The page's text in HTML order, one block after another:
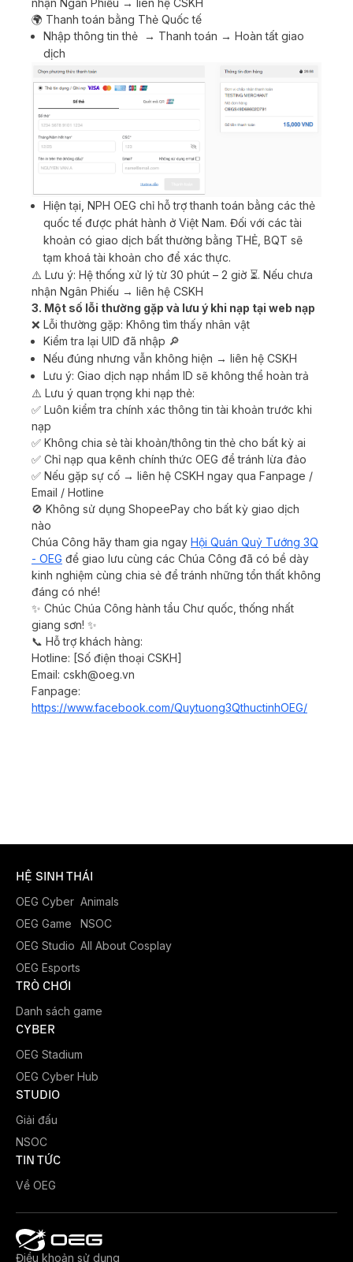
🌍 Thanh toán bằng Thẻ Quốc tế
Nhập thông tin thẻ → Thanh toán → Hoàn tất giao
dịch
Hiện tại, NPH OEG chỉ hỗ trợ thanh toán bằng các thẻ
quốc tế được phát hành ở Việt Nam. Đối với các tài
khoản có giao dịch bất thường bằng THẺ, BQT sẽ
tạm khoá tài khoản cho để xác thực.
⚠️ Lưu ý: Hệ thống xử lý từ 30 phút – 2 giờ ⏳. Nếu chưa
nhận Ngân Phiếu → liên hệ CSKH
3. Một số lỗi thường gặp và lưu ý khi nạp tại web nạp
❌ Lỗi thường gặp: Không tìm thấy nhân vật
Kiểm tra lại UID đã nhập 🔎
Nếu đúng nhưng vẫn không hiện → liên hệ CSKH
Lưu ý: Giao dịch nạp nhầm ID sẽ không thể hoàn trả
⚠️ Lưu ý quan trọng khi nạp thẻ:
✅ Luôn kiểm tra chính xác thông tin tài khoản trước khi
nạp
✅ Không chia sẻ tài khoản/thông tin thẻ cho bất kỳ ai
✅ Chỉ nạp qua kênh chính thức OEG để tránh lừa đảo
✅ Nếu gặp sự cố → liên hệ CSKH ngay qua Fanpage /
Email / Hotline
🚫 Không sử dụng ShopeePay cho bất kỳ giao dịch
nào
Chúa Công hãy tham gia ngay Hội Quán Quỷ Tướng 3Q
- OEG để giao lưu cùng các Chúa Công đã có bề dày
kinh nghiệm cùng chia sẻ để tránh những tổn thất không
đáng có nhé!
✨ Chúc Chúa Công hành tẩu Chư quốc, thống nhất
giang sơn! ✨
📞 Hỗ trợ khách hàng:
Hotline: [Số điện thoại CSKH]
Email: cskh@oeg.vn
Fanpage:
https://www.facebook.com/Quytuong3QthuctinhOEG/
HỆ SINH THÁI
OEG Cyber
OEG Game
OEG Studio
OEG Esports
Animals
NSOC
All About Cosplay
TRÒ CHƠI
Danh sách game
CYBER
OEG Stadium
OEG Cyber Hub
STUDIO
Giải đấu
NSOC
TIN TỨC
Về OEG
Điều khoản sử dụng